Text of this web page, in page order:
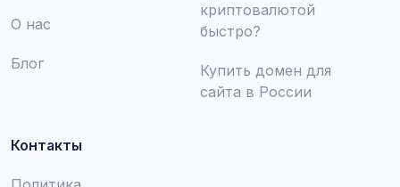
О нас
Блог
криптовалютой
быстро?
Купить домен для
сайта в России
Контакты